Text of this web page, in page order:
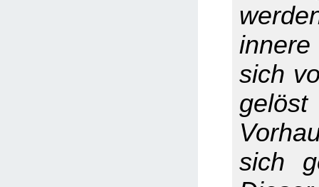
innere
sich
sich